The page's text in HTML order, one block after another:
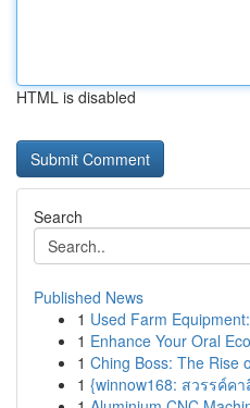
HTML is disabled
Search
Published News
1 Used Farm
1 Enhance Your Oral
1 Ching Boss: The Rise
1 {winnow168: สวรรค์